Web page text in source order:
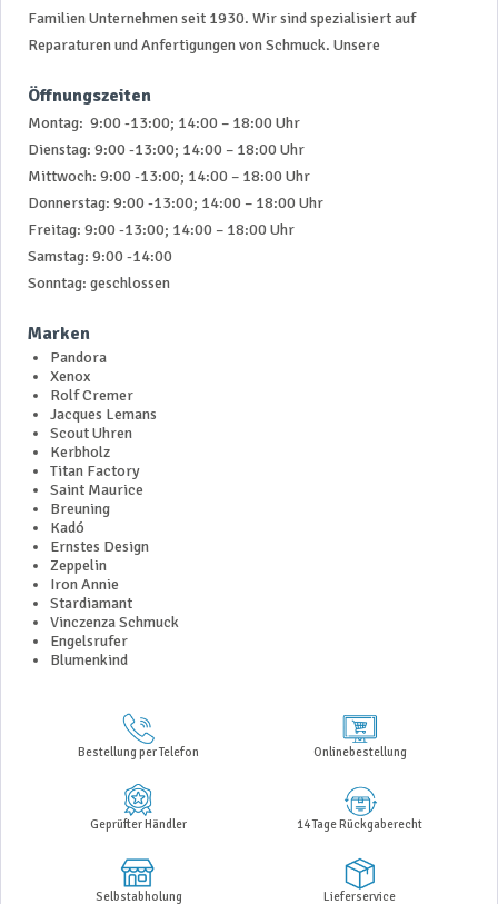
Familien Unternehmen seit 1930. Wir sind spezialisiert auf
Reparaturen und Anfertigungen von Schmuck. Unsere
Öffnungszeiten
Montag: 9:00 -13:00; 14:00 – 18:00 Uhr
Dienstag: 9:00 -13:00; 14:00 – 18:00 Uhr
Mittwoch: 9:00 -13:00; 14:00 – 18:00 Uhr
Donnerstag: 9:00 -13:00; 14:00 – 18:00 Uhr
Freitag: 9:00 -13:00; 14:00 – 18:00 Uhr
Samstag: 9:00 -14:00
Sonntag: geschlossen
Marken
Pandora
Xenox
Rolf Cremer
Jacques Lemans
Scout Uhren
Kerbholz
Titan Factory
Saint Maurice
Breuning
Kadó
Ernstes Design
Zeppelin
Iron Annie
Stardiamant
Vinczenza Schmuck
Engelsrufer
Blumenkind
Bestellung per Telefon Onlinebestellung
Geprüfter Händler 14 Tage Rückgaberecht
Selbstabholung Lieferservice